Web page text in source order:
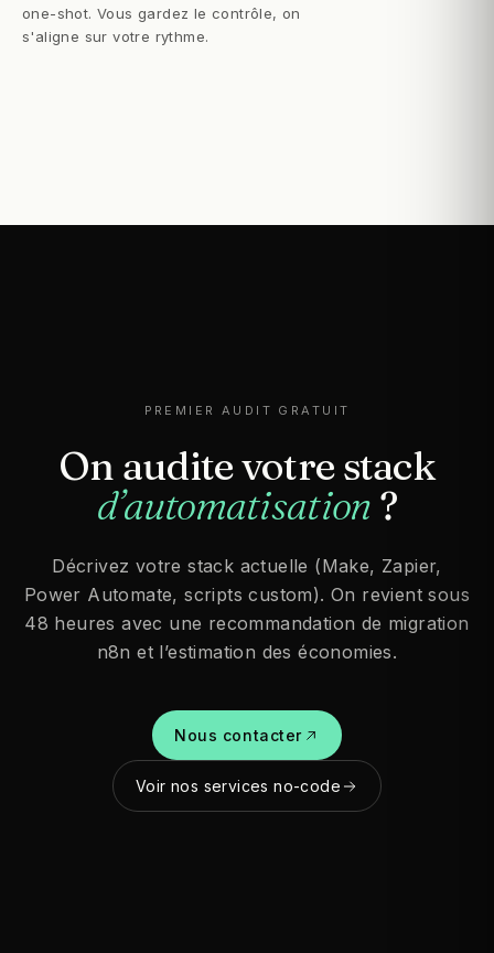
one-shot. Vous gardez le contrôle, on
s'aligne sur votre rythme.
PREMIER AUDIT GRATUIT
On auditevotrestack
d’automatisation ?
Décrivez votre stack actuelle (Make, Zapier,
Power Automate, scripts custom). On revient sous
48 heures avec une recommandation de migration
n8n et l’estimation des économies.
Nous contacter
Voir nos services no-code